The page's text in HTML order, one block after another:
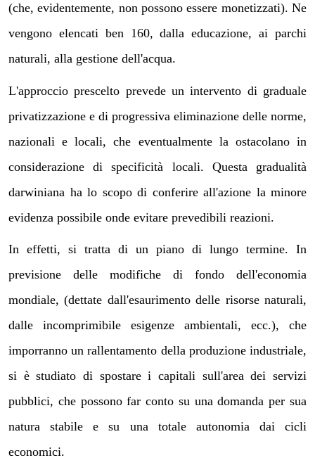
(che, evidentemente, non possono essere monetizzati). Ne
vengono elencati ben 160, dalla educazione, ai parchi
naturali, alla gestione dell'acqua.
L'approccio prescelto prevede un intervento di graduale
privatizzazione e di progressiva eliminazione delle norme,
nazionali e locali, che eventualmente la ostacolano in
considerazione di specificità locali. Questa gradualità
darwiniana ha lo scopo di conferire all'azione la minore
evidenza possibile onde evitare prevedibili reazioni.
In effetti, si tratta di un piano di lungo termine. In
previsione delle modifiche di fondo dell'economia
mondiale, (dettate dall'esaurimento delle risorse naturali,
dalle incomprimibile esigenze ambientali, ecc.), che
imporranno un rallentamento della produzione industriale,
si è studiato di spostare i capitali sull'area dei servizi
pubblici, che possono far conto su una domanda per sua
natura stabile e su una totale autonomia dai cicli
economici.